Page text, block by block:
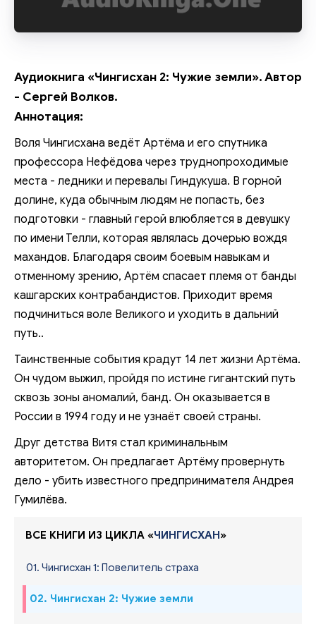
Аудиокнига «Чингисхан 2: Чужие земли». Автор
- Сергей Волков.
Аннотация:
Воля Чингисхана ведёт Артёма и его спутника
профессора Нефёдова через труднопроходимые
места - ледники и перевалы Гиндукуша. В горной
долине, куда обычным людям не попасть, без
подготовки - главный герой влюбляется в девушку
по имени Телли, которая являлась дочерью вождя
махандов. Благодаря своим боевым навыкам и
отменному зрению, Артём спасает племя от банды
кашгарских контрабандистов. Приходит время
подчиниться воле Великого и уходить в дальний
путь..
Таинственные события крадут 14 лет жизни Артёма.
Он чудом выжил, пройдя по истине гигантский путь
сквозь зоны аномалий, банд. Он оказывается в
России в 1994 году и не узнаёт своей страны.
Друг детства Витя стал криминальным
авторитетом. Он предлагает Артёму провернуть
дело - убить известного предпринимателя Андрея
Гумилёва.
ВСЕ КНИГИ ИЗ ЦИКЛА «ЧИНГИСХАН»
01. Чингисхан 1: Повелитель страха
02. Чингисхан 2: Чужие земли